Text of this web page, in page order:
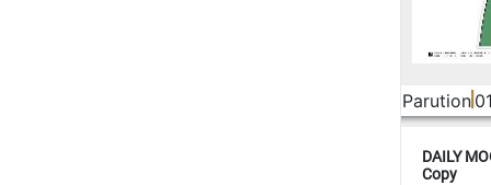
Parution
DAILY
Copy